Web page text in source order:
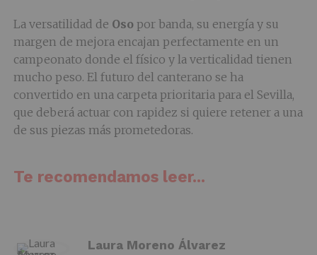
La versatilidad de Osopor banda, su energía y su
margen de mejora encajan perfectamente en un
campeonato donde el físico y la verticalidad tienen
mucho peso. El futuro del canterano se ha
convertido en una carpeta prioritaria para el Sevilla,
que deberá actuar con rapidez si quiere retener a una
de sus piezas más prometedoras.
Te recomendamos leer...
Laura Moreno Álvarez